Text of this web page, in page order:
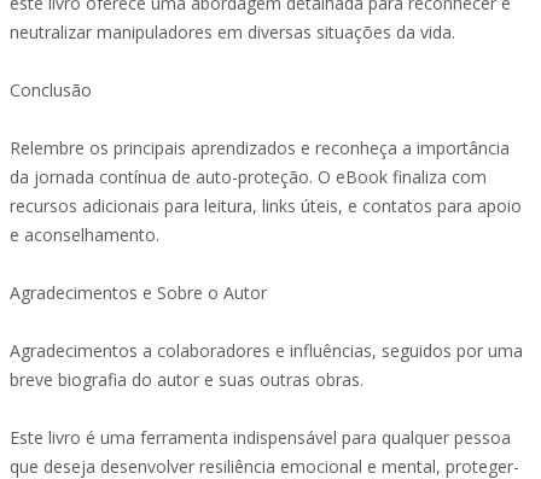
neutralizar manipuladores em diversas situações da vida.
Conclusão
Relembre os principais aprendizados e reconheça a importância
da jornada contínua de auto-proteção. O eBook finaliza com
recursos adicionais para leitura, links úteis, e contatos para apoio
e aconselhamento.
Agradecimentos e Sobre o Autor
Agradecimentos a colaboradores e influências, seguidos por uma
breve biografia do autor e suas outras obras.
Este livro é uma ferramenta indispensável para qualquer pessoa
que deseja desenvolver resiliência emocional e mental, proteger-